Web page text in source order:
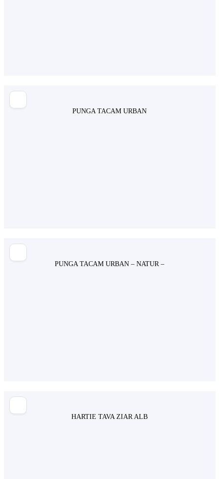
PUNGA TACAM URBAN
PUNGA TACAM URBAN – NATUR –
HARTIE TAVA ZIAR ALB